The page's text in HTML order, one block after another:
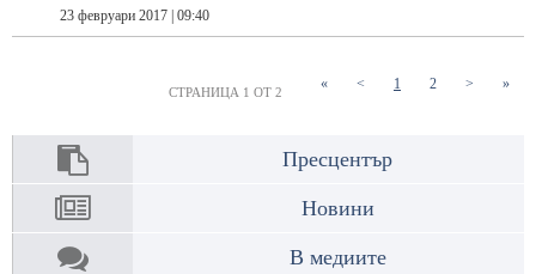
23 февруари 2017 | 09:40
« < 1 (current)
2(current)
> »
СТРАНИЦА 1 ОТ 2
Пресцентър
Новини
В медиите